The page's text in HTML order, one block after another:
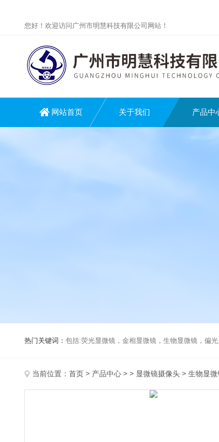
您好！欢迎访问广州市明慧科技有限公司网站！
网站首页 关于我们 产品中
热门关键词： 包括:荧光显微镜，金相显微镜，生物显微镜，偏
当前位置： 首页 > 产品中心 > > 显微镜摄像头 > 生物显